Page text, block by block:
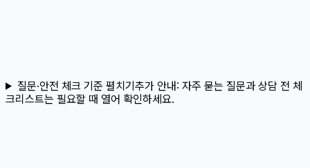
질문·안전 체크 기준 펼치기추가 안내: 자주 묻는 질문과 상담 전 체
크리스트는 필요할 때 열어 확인하세요.